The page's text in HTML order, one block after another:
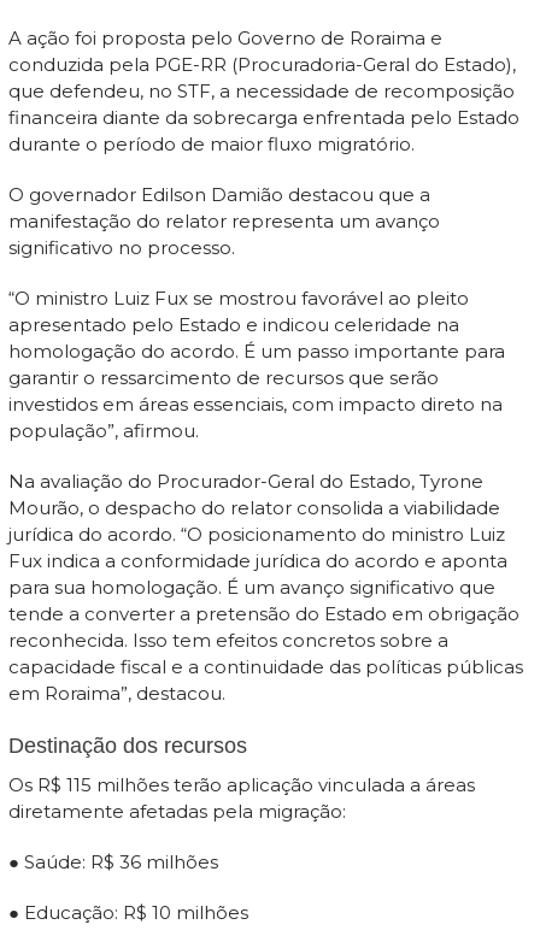
A ação foi proposta pelo Governo de Roraima e
conduzida pela PGE-RR (Procuradoria-Geral do Estado),
que defendeu, no STF, a necessidade de recomposição
financeira diante da sobrecarga enfrentada pelo Estado
durante o período de maior fluxo migratório.
O governador Edilson Damião destacou que a
manifestação do relator representa um avanço
significativo no processo.
“O ministro Luiz Fux se mostrou favorável ao pleito
apresentado pelo Estado e indicou celeridade na
homologação do acordo. É um passo importante para
garantir o ressarcimento de recursos que serão
investidos em áreas essenciais, com impacto direto na
população”, afirmou.
Na avaliação do Procurador-Geral do Estado, Tyrone
Mourão, o despacho do relator consolida a viabilidade
jurídica do acordo. “O posicionamento do ministro Luiz
Fux indica a conformidade jurídica do acordo e aponta
para sua homologação. É um avanço significativo que
tende a converter a pretensão do Estado em obrigação
reconhecida. Isso tem efeitos concretos sobre a
capacidade fiscal e a continuidade das políticas públicas
em Roraima”, destacou.
Destinação dos recursos
Os R$ 115 milhões terão aplicação vinculada a áreas
diretamente afetadas pela migração:
● Saúde: R$ 36 milhões
● Educação: R$ 10 milhões